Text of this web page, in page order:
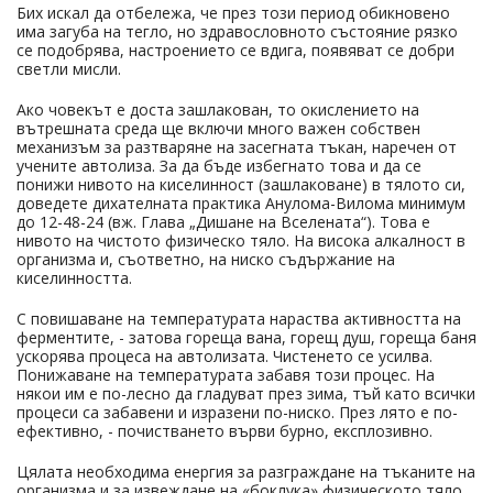
Бих искал да отбележа, че през този период обикновено
има загуба на тегло, но здравословното състояние рязко
се подобрява, настроението се вдига, появяват се добри
светли мисли.
Ако човекът е доста зашлакован, то окислението на
вътрешната среда ще включи много важен собствен
механизъм за разтваряне на засегната тъкан, наречен от
учените автолиза. За да бъде избегнато това и да се
понижи нивото на киселинност (зашлаковане) в тялото си,
доведете дихателната практика Анулома-Вилома минимум
до 12-48-24 (вж. Глава „Дишане на Вселената“). Това е
нивото на чистото физическо тяло. На висока алкалност в
организма и, съответно, на ниско съдържание на
киселинността.
С повишаване на температурата нараства активността на
ферментите, - затова гореща вана, горещ душ, гореща баня
ускорява процеса на автолизата. Чистенето се усилва.
Понижаване на температурата забавя този процес. На
някои им е по-лесно да гладуват през зима, тъй като всички
процеси са забавени и изразени по-ниско. През лято е по-
ефективно, - почистването върви бурно, експлозивно.
Цялата необходима енергия за разграждане на тъканите на